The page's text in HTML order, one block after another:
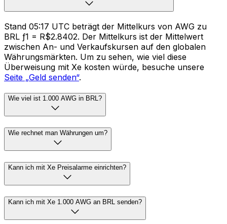
Stand 05:17 UTC beträgt der Mittelkurs von AWG zu
BRL ƒ1 = R$2.8402. Der Mittelkurs ist der Mittelwert
zwischen An- und Verkaufskursen auf den globalen
Währungsmärkten. Um zu sehen, wie viel diese
Überweisung mit Xe kosten würde, besuche unsere
Seite „Geld senden“.
Wie viel ist 1.000 AWG in BRL?
Wie rechnet man Währungen um?
Kann ich mit Xe Preisalarme einrichten?
Kann ich mit Xe 1.000 AWG an BRL senden?